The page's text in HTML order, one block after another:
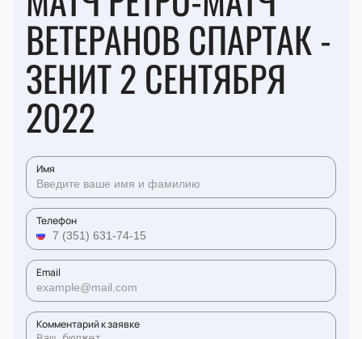
ВЕТЕРАНОВ СПАРТАК -
ЗЕНИТ 2 СЕНТЯБРЯ
2022
Имя
Телефон
Email
Комментарий к заявке